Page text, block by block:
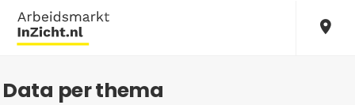
Data per thema